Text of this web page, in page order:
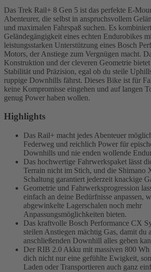
Das Trek Rail+ 8 Gen 5 ist das perfekte E-
Abenteurer, die selbst in anspruchsvollem
und maximalen Fahrspaß suchen. Es
Geländegängigkeit eines echten Endurobikes
leistungsstarken Unterstützung eines Bosch
Motors, der Anstiege zum Vergnügen macht.
Konstruktion und der cleveren Geometrie
Stabilität und Präzision, egal ob du steile
ruppige Downhills fährst. Dieses Bike ist für
keine Kompromisse eingehen und auf langen
genug Power haben wollen.
Highlights
Das Rail+ macht jedes Abenteuer
Federweg und reichlich Power für
Downhills und nie enden wollende
Das hochwertige Fahrwerkspaket lässt
Terrain nicht im Stich, und die Shimano
Schaltung garantiert jederzeit knackige
Geometrie und Fahrwerksprogression
einfach an deine Bedürfnisse anpassen,
abgewinkelte Lagerschalen noch mehr
Anpassungsmöglichkeiten bieten.
Das kraftvolle Bosch Performance CX
steilen Anstiegen mächtig Gas, damit du
anschließenden Downhill alles geben
Der RIB 2.0 Akku mit massiven 800 Wh
dich nicht nur eine gefühlte Ewigkeit,
Laden oder Transportieren auch ganz